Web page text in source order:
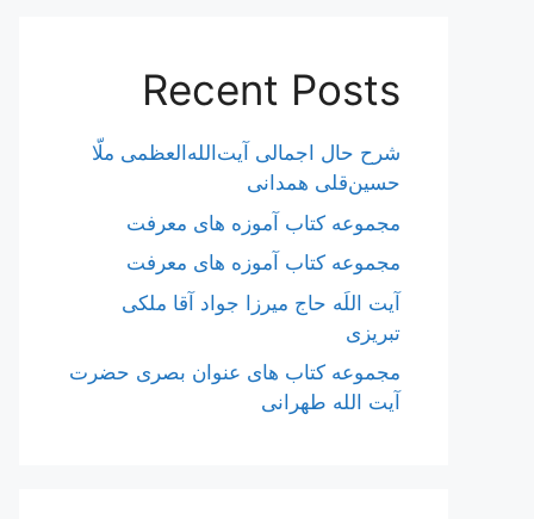
Recent Posts
شرح حال اجمالی آیت‌الله‌العظمی ملّا
حسین‌قلی همدانی
مجموعه کتاب آموزه های معرفت
مجموعه کتاب آموزه های معرفت
آیت اللَه حاج میرزا جواد آقا ملکی
تبریزی
مجموعه کتاب های عنوان بصری حضرت
آیت الله طهرانی